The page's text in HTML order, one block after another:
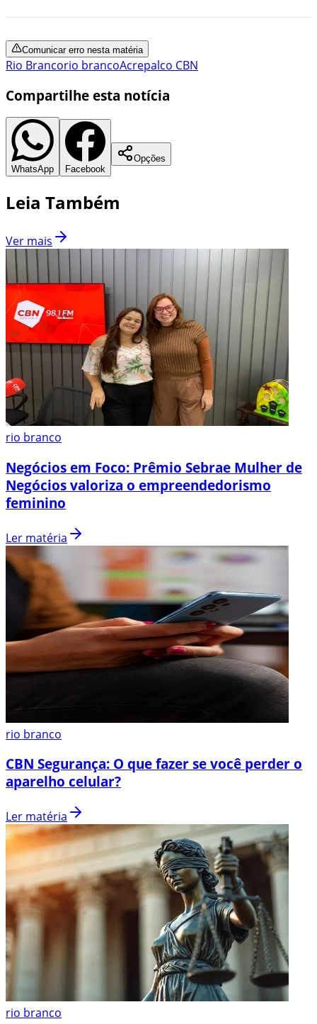
Comunicar erro nesta matéria
Rio Brancorio brancoAcrepalco CBN
Compartilhe esta notícia
WhatsApp Facebook
Opções
Leia Também
Ver mais
rio branco
Negócios em Foco: Prêmio Sebrae Mulher de
Negócios valoriza o empreendedorismo
feminino
Ler matéria
rio branco
CBN Segurança: O que fazer se você perder o
aparelho celular?
Ler matéria
rio branco